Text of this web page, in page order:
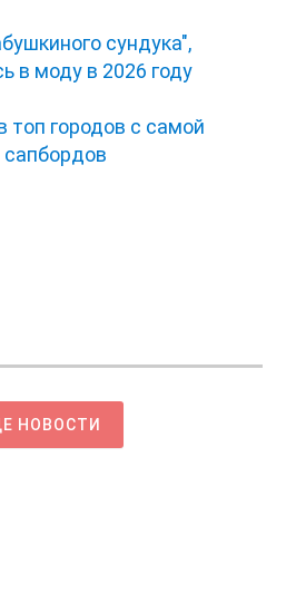
сундука",
в моду в 2026 году
топ городов с самой
НОВОСТИ